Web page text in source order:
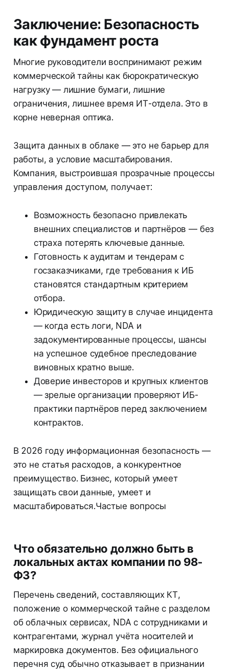
Заключение: Безопасность
как фундамент роста
Многие руководители воспринимают режим
коммерческой тайны как бюрократическую
нагрузку — лишние бумаги, лишние
ограничения, лишнее время ИТ-отдела. Это в
корне неверная оптика.
Защита данных в облаке — это не барьер для
работы, а условие масштабирования.
Компания, выстроившая прозрачные процессы
управления доступом, получает:
Возможность безопасно привлекать
внешних специалистов и партнёров — без
страха потерять ключевые данные.
Готовность к аудитам и тендерам с
госзаказчиками, где требования к ИБ
становятся стандартным критерием
отбора.
Юридическую защиту в случае инцидента
— когда есть логи, NDA и
задокументированные процессы, шансы
на успешное судебное преследование
виновных кратно выше.
Доверие инвесторов и крупных клиентов
— зрелые организации проверяют ИБ-
практики партнёров перед заключением
контрактов.
В 2026 году информационная безопасность —
это не статья расходов, а конкурентное
преимущество. Бизнес, который умеет
защищать свои данные, умеет и
масштабироваться.Частые вопросы
Что обязательно должно быть в
локальных актах компании по 98-
ФЗ?
Перечень сведений, составляющих КТ,
положение о коммерческой тайне с разделом
об облачных сервисах, NDA с сотрудниками и
контрагентами, журнал учёта носителей и
маркировка документов. Без официального
перечня суд обычно отказывает в признании